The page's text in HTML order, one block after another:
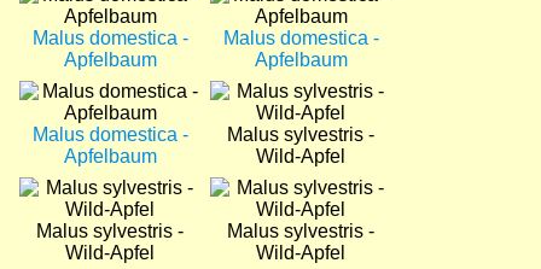
Malus domestica -
Apfelbaum
Malus domestica -
Apfelbaum
Bild
Malus domestica -
Apfelbaum
Bild
Malus sylvestris -
Wild-Apfel
Bild
Malus sylvestris -
Wild-Apfel
Bild
Malus sylvestris -
Wild-Apfel